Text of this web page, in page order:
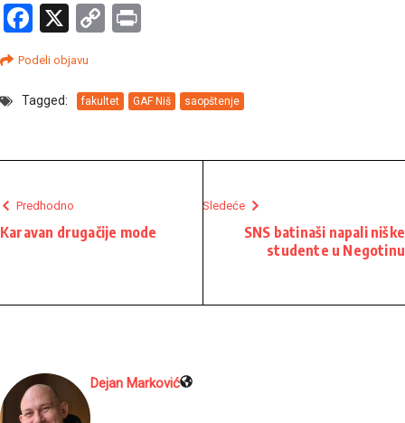
Facebook
X
Copy
Podeli objavu
Tagged: fakultet GAF Niš saopštenje
Predhodno
Karavan drugačije mode
Sledeće
SNS batinaši napali niške
studente u Negotinu
Dejan Marković